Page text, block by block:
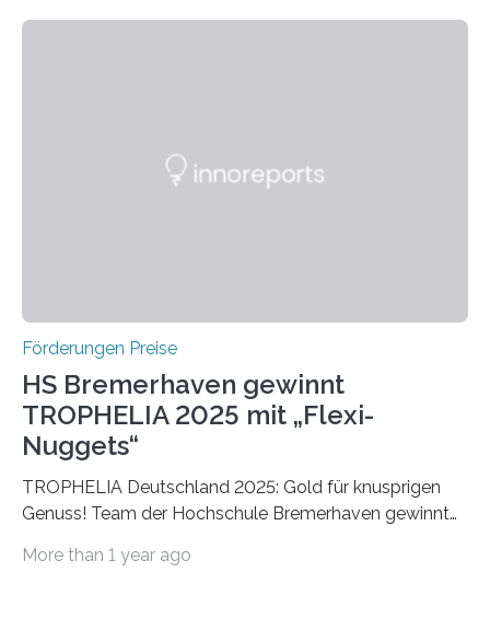
Foundation, des BIAL Award in Biomedicine ist in
Förderungen Preise
HS Bremerhaven gewinnt
TROPHELIA 2025 mit „Flexi-
Nuggets“
TROPHELIA Deutschland 2025: Gold für knusprigen
Genuss! Team der Hochschule Bremerhaven gewinnt
ECOTROPHELIAMit der Produktidee “Flexi-Nuggets”
More than 1 year ago